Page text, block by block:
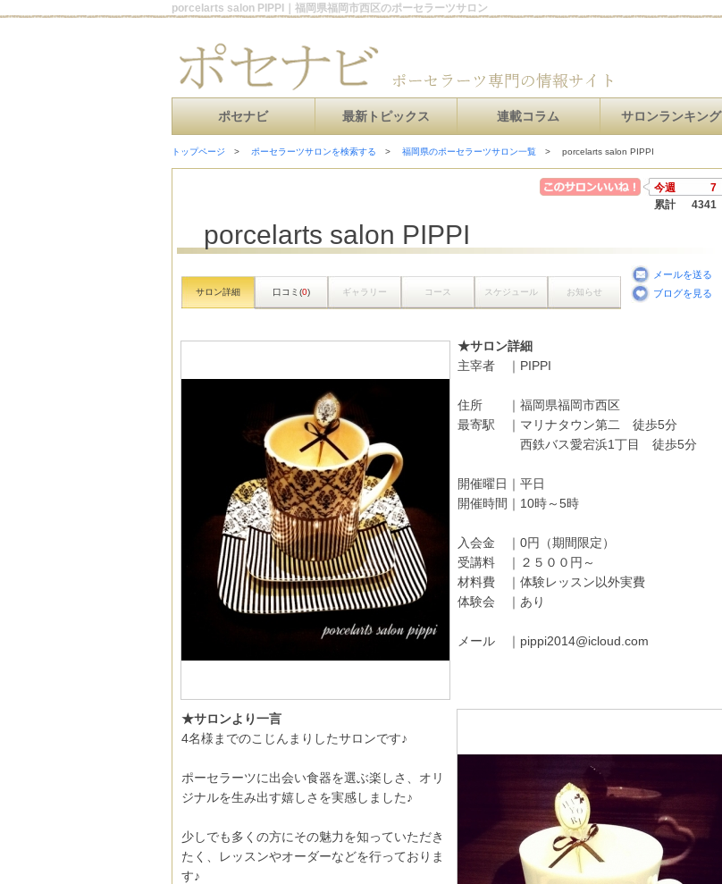
porcelarts salon PIPPI｜福岡県福岡市西区のポーセラーツサロン
ポセナビ 最新トピックス 連載コラム サロンランキング
トップページ ポーセラーツサロンを検索する 福岡県のポーセラーツサロン一覧 porcelarts salon PIPPI
今週
7
累計
4341
porcelarts salon PIPPI
サロン詳細 口コミ(0) ギャラリー コース スケジュール お知らせ
メールを送る
ブログを見る
★サロン詳細
主宰者 ｜PIPPI
住所 ｜福岡県福岡市西区
最寄駅 ｜マリナタウン第二 徒歩5分
西鉄バス愛宕浜1丁目 徒歩5分
開催曜日｜平日
開催時間｜10時～5時
入会金 ｜0円（期間限定）
受講料 ｜２５００円～
材料費 ｜体験レッスン以外実費
体験会 ｜あり
メール ｜pippi2014@icloud.com
★サロンより一言
4名様までのこじんまりしたサロンです♪
ポーセラーツに出会い食器を選ぶ楽しさ、オリ
ジナルを生み出す嬉しさを実感しました♪
少しでも多くの方にその魅力を知っていただき
たく、レッスンやオーダーなどを行っておりま
す♪